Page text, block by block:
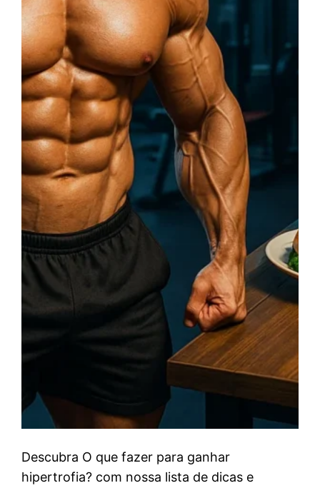
Descubra O que fazer para ganhar
hipertrofia? com nossa lista de dicas e